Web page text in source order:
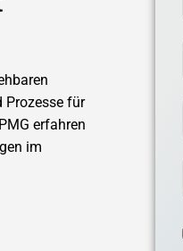
Prozesse für
erfahren
im